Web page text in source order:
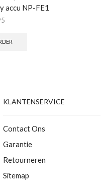
accu NP-FE1
KLANTENSERVICE
Contact Ons
Garantie
Retourneren
Sitemap